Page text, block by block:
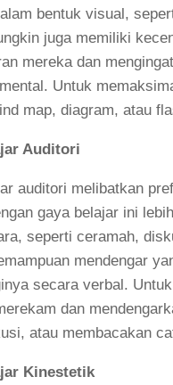
bentuk visual,
juga memiliki
mereka dan
Untuk
map, diagram, atau
Auditori
auditori melibatkan
gaya belajar ini
seperti ceramah,
mendengar
secara verbal.
dan
atau membacakan
Kinestetik